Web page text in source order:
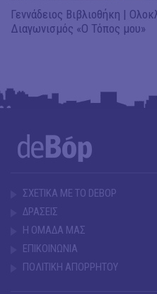
Γεννάδειος Βιβλιοθήκη |
Διαγωνισμός «Ο Τόπος μου»
ΣΧΕΤΙΚΑ ΜΕ ΤΟ DEBOP
ΔΡΑΣΕΙΣ
Η ΟΜΑΔΑ ΜΑΣ
ΕΠΙΚΟΙΝΩΝΙΑ
ΠΟΛΙΤΙΚΗ ΑΠΟΡΡΗΤΟΥ